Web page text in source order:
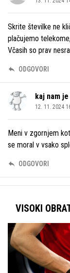
Skrite številke ne
plačujemo
Včasih so prav
ODGOVORI
kaj nam
12. 11. 2024
Meni v zgornjem
se moral v vsako
ODGOVORI
VISOKI